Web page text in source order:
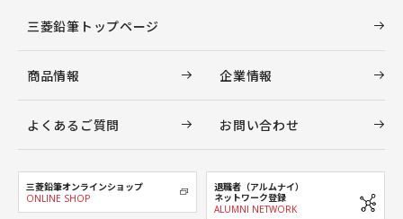
三菱鉛筆トップページ
商品情報 企業情報
よくあるご質問 お問い合わせ
三菱鉛筆オンラインショップ
ONLINE SHOP
退職者（アルムナイ）
ネットワーク登録
ALUMNI NETWORK